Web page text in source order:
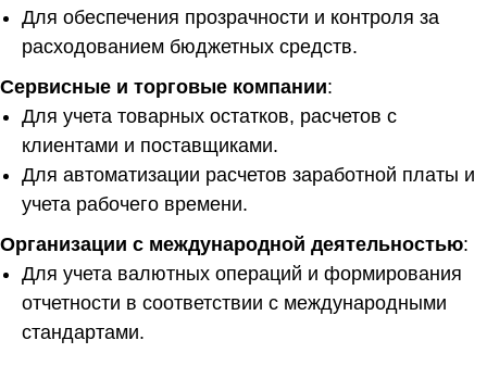
Для обеспечения прозрачности и контроля за
расходованием бюджетных средств.
Сервисные и торговые компании:
Для учета товарных остатков, расчетов с
клиентами и поставщиками.
Для автоматизации расчетов заработной платы и
учета рабочего времени.
Организации с международной деятельностью:
Для учета валютных операций и формирования
отчетности в соответствии с международными
стандартами.